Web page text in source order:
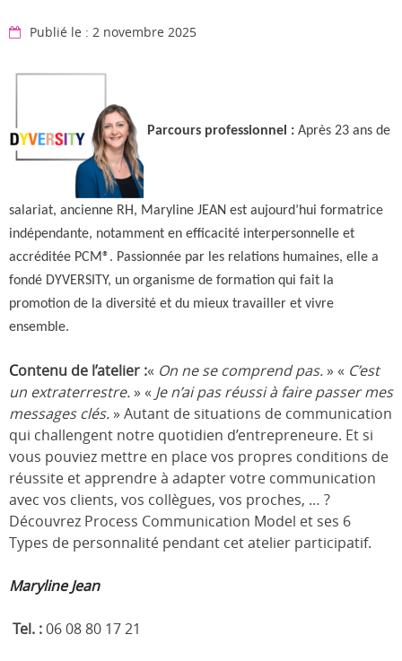
Publié le : 2 novembre 2025
Parcours professionnel : Après 23 ans de
salariat, ancienne RH, Maryline JEAN est aujourd’hui formatrice
indépendante, notamment en efficacité interpersonnelle et
accréditée PCM®. Passionnée par les relations humaines, elle a
fondé DYVERSITY, un organisme de formation qui fait la
promotion de la diversité et du mieux travailler et vivre
ensemble.
Contenu de l’atelier :« On ne se comprend pas.» « C’est
un extraterrestre.» « Je n’ai pas réussi à faire passer mes
messages clés.» Autant de situations de communication
qui challengent notre quotidien d’entrepreneure. Et si
vous pouviez mettre en place vos propres conditions de
réussite et apprendre à adapter votre communication
avec vos clients, vos collègues, vos proches, … ?
Découvrez Process Communication Model et ses 6
Types de personnalité pendant cet atelier participatif.
Maryline Jean
Tel. :06 08 80 17 21